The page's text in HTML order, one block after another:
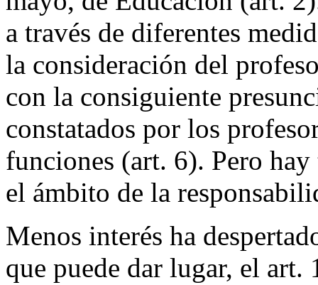
a través de diferentes
la consideración del
con la consiguiente
constatados por los
funciones (art. 6). Pero hay
el ámbito de la
Menos interés ha
que puede dar lugar, el art.